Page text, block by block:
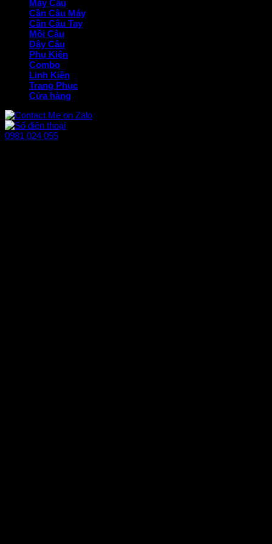
Máy Câu
Cần Câu Máy
Cần Câu Tay
Mồi Câu
Dây Câu
Phụ Kiện
Combo
Linh Kiện
Trang Phục
Cửa hàng
0981 024 055